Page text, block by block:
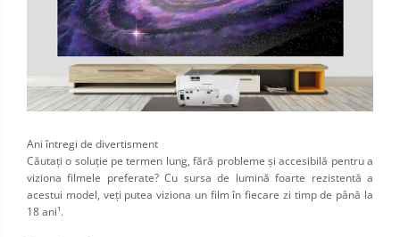
Ani întregi de divertisment
Căutaţi o soluţie pe termen lung, fără probleme şi accesibilă pentru a
viziona filmele preferate? Cu sursa de lumină foarte rezistentă a
acestui model, veţi putea viziona un film în fiecare zi timp de până la
18 ani¹.